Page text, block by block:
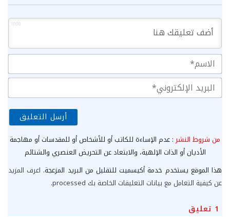
1000
من شروط النشر: عدم الإساءة للكاتب أو للأشخاص أو للمقدسات أو مهاجمة
الأديان أو الذات الإلهية، والابتعاد عن التحريض العنصري والشتائم
هذا الموقع يستخدم خدمة أكيسميت للتقليل من البريد المزعجة. اعرف المزيد
عن كيفية التعامل مع بيانات التعليقات الخاصة بك processed
.
1 تعليق